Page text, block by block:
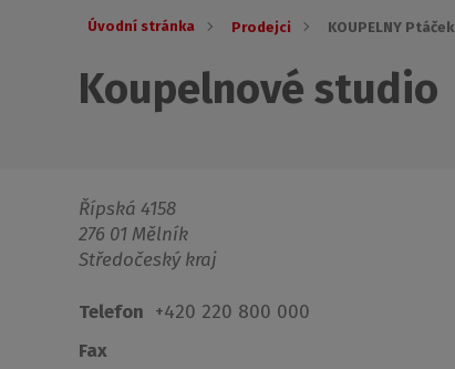
Úvodní stránka Prodejci KOUPELNY Ptáček
Koupelnové studio
Řípská 4158
276 01 Mělník
Středočeský kraj
Telefon +420 220 800 000
Fax